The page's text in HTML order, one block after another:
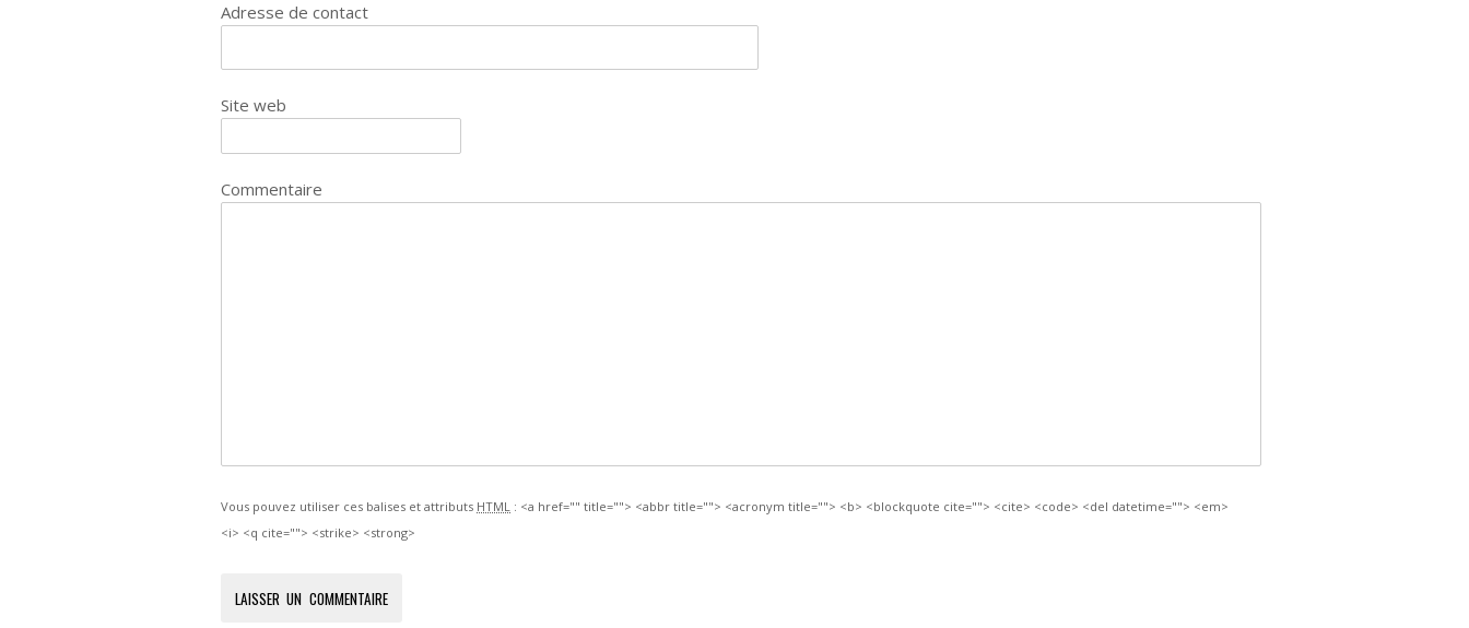
Adresse de contact
Site web
Commentaire
Vous pouvez utiliser ces balises et attributs HTML : <a href="" title=""> <abbr title=""> <acronym title=""> <b> <blockquote cite=""> <cite> <code> <del datetime=""> <em>
<i> <q cite=""> <strike> <strong>